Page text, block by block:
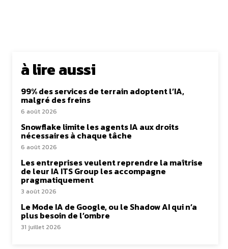
à lire aussi
99% des services de terrain adoptent l’IA,
malgré des freins
6 août 2026
Snowflake limite les agents IA aux droits
nécessaires à chaque tâche
6 août 2026
Les entreprises veulent reprendre la maîtrise
de leur IA ITS Group les accompagne
pragmatiquement
3 août 2026
Le Mode IA de Google, ou le Shadow AI qui n’a
plus besoin de l’ombre
31 juillet 2026